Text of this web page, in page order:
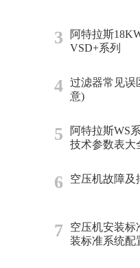
3
阿特拉斯
VSD+系列
4
过滤器常见误
意)
5
阿特拉斯WS
技术参数表大
6 空压机故障及
7
空压机安装标
装标准系统配